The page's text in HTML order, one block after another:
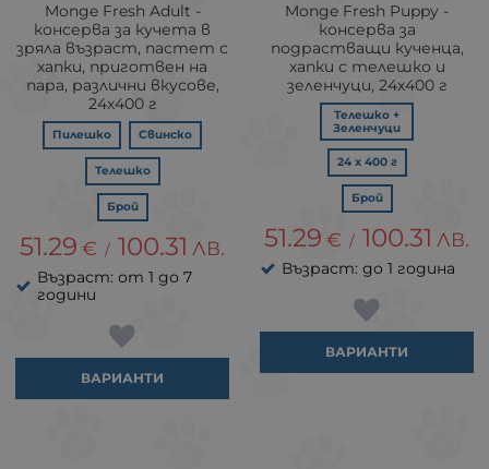
Monge Fresh Adult -
консерва за кучета в
зряла възраст, пастет с
хапки, приготвен на
пара, различни вкусове,
24х400 г
Пилешко Свинско
Телешко
Брой
51.29 € / 100.31 ЛВ.
Възраст: от 1 до 7
години
ВАРИАНТИ
Monge Fresh Puppy -
консерва за
подрастващи кученца,
хапки с телешко и
зеленчуци, 24х400 г
Телешко +
Зеленчуци
24 х 400 г
Брой
51.29 € / 100.31 ЛВ.
Възраст: до 1 година
ВАРИАНТИ